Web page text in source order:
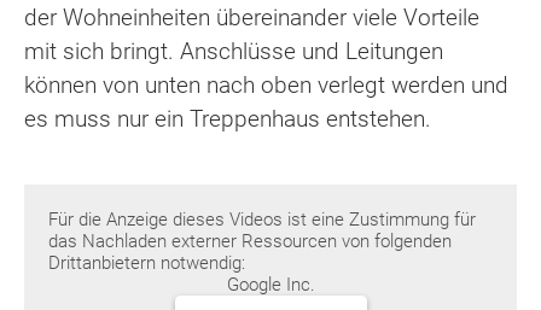
der Wohneinheiten übereinander viele Vorteile
mit sich bringt. Anschlüsse und Leitungen
können von unten nach oben verlegt werden und
es muss nur ein Treppenhaus entstehen.
Für die Anzeige dieses Videos ist eine Zustimmung für
das Nachladen externer Ressourcen von folgenden
Drittanbietern notwendig:
Google Inc.